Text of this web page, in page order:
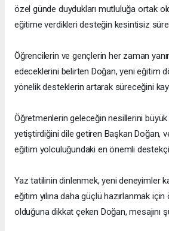
özel günde duydukları mutluluğa ortak
eğitime verdikleri desteğin kesintisiz
Öğrencilerin ve gençlerin her zaman
edeceklerini belirten Doğan, yeni eğitim
yönelik desteklerin artarak süreceğini
Öğretmenlerin geleceğin nesillerini
yetiştirdiğini dile getiren Başkan Doğan,
eğitim yolculuğundaki en önemli
Yaz tatilinin dinlenmek, yeni deneyimler
eğitim yılına daha güçlü hazırlanmak
olduğuna dikkat çeken Doğan, mesajını